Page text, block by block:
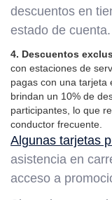
descuentos en
estado de cuenta.
4. Descuentos
con estaciones de
pagas con una tarjeta
brindan un 10% de
participantes, lo que
conductor frecuente.
Algunas tarjetas
asistencia en
acceso a